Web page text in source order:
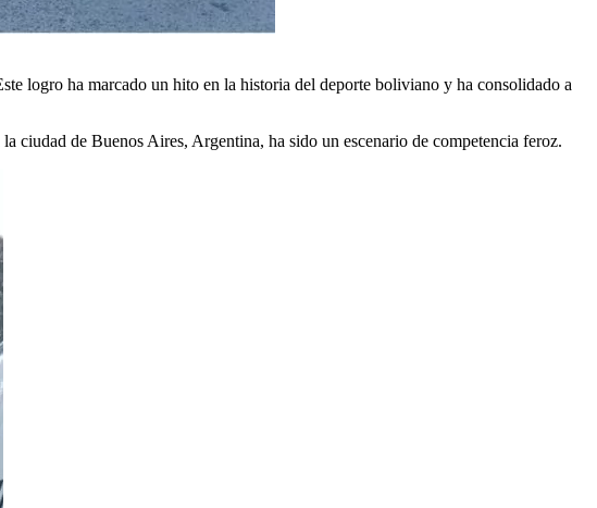
logro ha marcado un hito en la historia del deporte boliviano y ha consolidado a
ciudad de Buenos Aires, Argentina, ha sido un escenario de competencia feroz.